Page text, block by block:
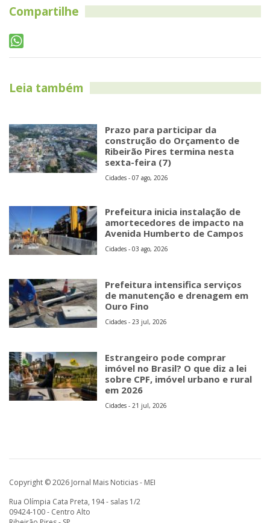
Compartilhe
Leia também
Prazo para participar da
construção do Orçamento de
Ribeirão Pires termina nesta
sexta-feira (7)
Cidades - 07 ago, 2026
Prefeitura inicia instalação de
amortecedores de impacto na
Avenida Humberto de Campos
Cidades - 03 ago, 2026
Prefeitura intensifica serviços
de manutenção e drenagem em
Ouro Fino
Cidades - 23 jul, 2026
Estrangeiro pode comprar
imóvel no Brasil? O que diz a lei
sobre CPF, imóvel urbano e rural
em 2026
Cidades - 21 jul, 2026
Copyright © 2026 Jornal Mais Noticias - MEI
Rua Olímpia Cata Preta, 194 - salas 1/2
09424-100 - Centro Alto